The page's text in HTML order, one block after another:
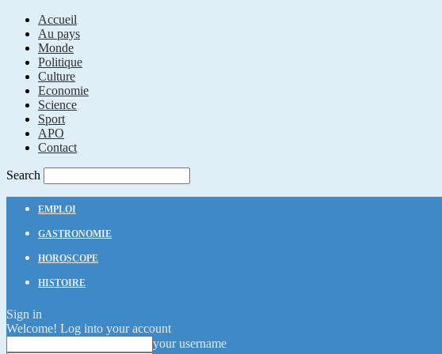
Accueil
Au pays
Monde
Politique
Culture
Economie
Science
Sport
APO
Contact
Search
EMPLOI
GASTRONOMIE
HOROSCOPE
HISTOIRE
Sign in
Welcome! Log into your account
your username